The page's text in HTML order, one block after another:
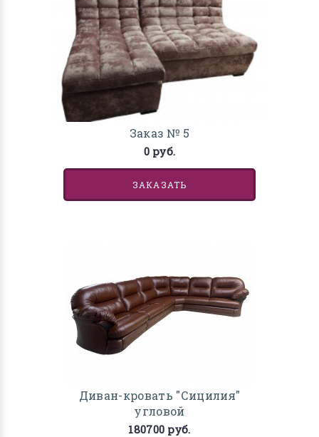
Заказ № 5
0 руб.
ЗАКАЗАТЬ
Диван-кровать "Сицилия"
угловой
180700 руб.